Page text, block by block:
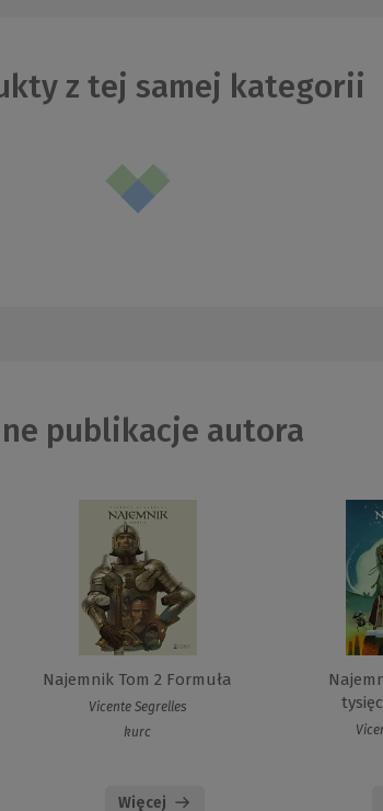
z tej samej kategorii
publikacje autora
Najemnik Tom 2 Formuła
Vicente Segrelles
kurc
Więcej